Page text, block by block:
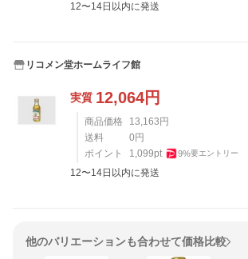
12〜14日以内に発送
リコメン堂ホームライフ館
実質 12,064円
商品価格 13,163 円
送料
0 円
ポイント
1,099pt 9%要エントリー
12〜14日以内に発送
他のバリエーションも合わせて価格比較